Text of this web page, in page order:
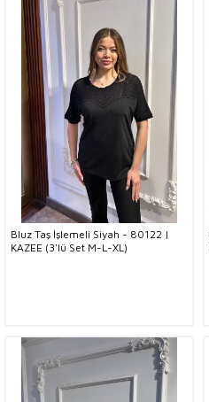
Bluz Taş İşlemeli Siyah - 80122 |
KAZEE (3'lü Set M-L-XL)